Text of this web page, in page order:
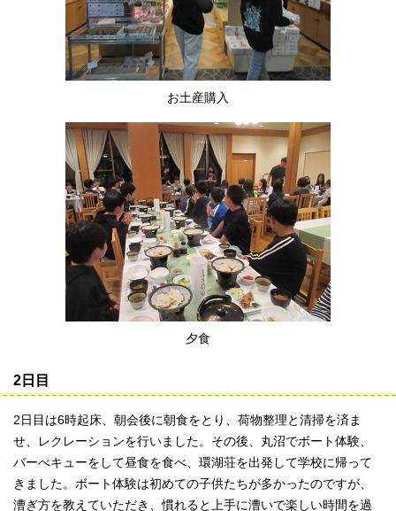
お土産購入
夕食
2日目
2日目は6時起床、朝会後に朝食をとり、荷物整理と清掃を済ま
せ、レクレーションを行いました。その後、丸沼でボート体験、
バーべキューをして昼食を食べ、環湖荘を出発して学校に帰って
きました。ボート体験は初めての子供たちが多かったのですが、
漕ぎ方を教えていただき、慣れると上手に漕いで楽しい時間を過